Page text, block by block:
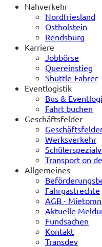
Nahverkehr
Nordfriesland
Ostholstein
Rendsburg
Karriere
Jobbörse
Quereinstieg
Shuttle-Fahrer
Eventlogistik
Bus &
Fahrt buchen
Geschäftsfelder
Werksverkehr
Transport on
Allgemeines
Fahrgastrechte
AGB -
Aktuelle
Fundsachen
Kontakt
Transdev